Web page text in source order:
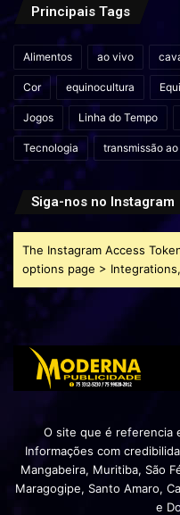
Principais Tags
Alimentos ao vivo
Cor equinocultura
Jogos Linha do Tempo
Tecnologia transmissão
Siga-nos no Instagram
The Instagram Access
options page >
O site que é referencia
Informações com
Mangabeira, Muritiba, São
Maragogipe, Santo Amaro,
e